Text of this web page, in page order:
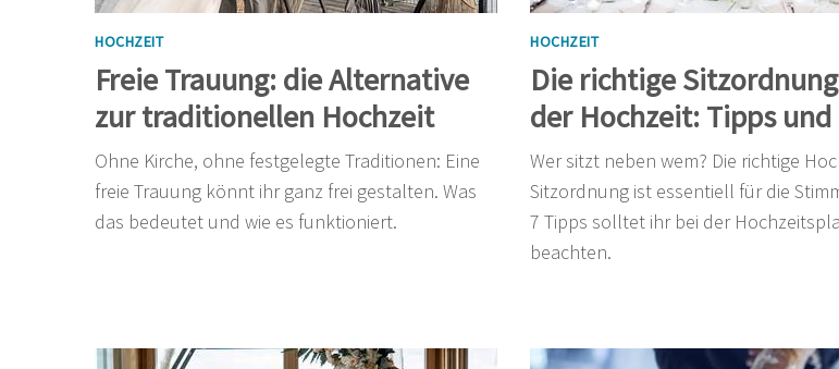
HOCHZEIT
Freie Trauung: die Alternative
zur traditionellen Hochzeit
Ohne Kirche, ohne festgelegte Traditionen: Eine
freie Trauung könnt ihr ganz frei gestalten. Was
das bedeutet und wie es funktioniert.
HOCHZEIT
Die richtige
der Hochzeit: Tipps und
Wer sitzt neben wem? Die richtige
Sitzordnung ist essentiell für die
7 Tipps solltet ihr bei der
beachten.